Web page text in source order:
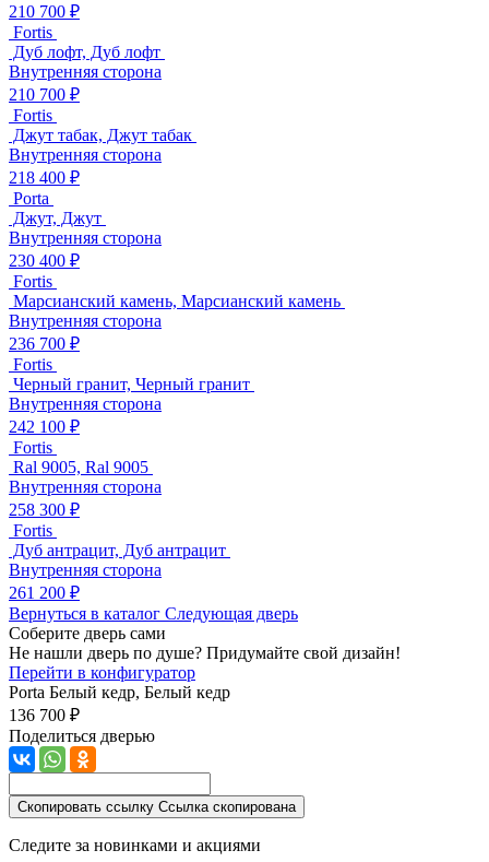
210 700 ₽
Fortis
Дуб лофт, Дуб лофт
Внутренняя сторона
210 700 ₽
Fortis
Джут табак, Джут табак
Внутренняя сторона
218 400 ₽
Porta
Джут, Джут
Внутренняя сторона
230 400 ₽
Fortis
Марсианский камень, Марсианский камень
Внутренняя сторона
236 700 ₽
Fortis
Черный гранит, Черный гранит
Внутренняя сторона
242 100 ₽
Fortis
Ral 9005, Ral 9005
Внутренняя сторона
258 300 ₽
Fortis
Дуб антрацит, Дуб антрацит
Внутренняя сторона
261 200 ₽
Вернуться в каталог Следующая дверь
Соберите дверь сами
Не нашли дверь по душе? Придумайте свой дизайн!
Перейти в конфигуратор
Porta Белый кедр, Белый кедр
136 700 ₽
Поделиться дверью
Скопировать ссылку Ссылка скопирована
Следите за новинками и акциями